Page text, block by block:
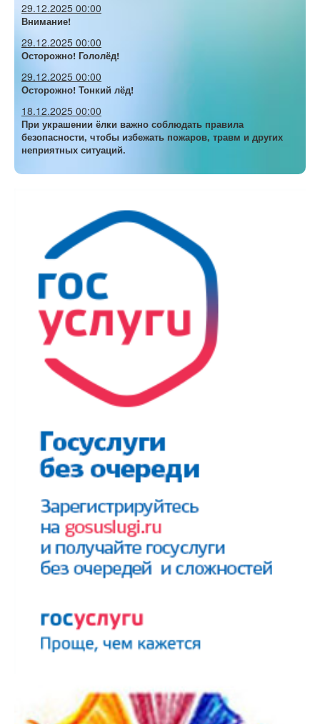
29.12.2025 00:00
Внимание!
29.12.2025 00:00
Осторожно! Гололёд!
29.12.2025 00:00
Осторожно! Тонкий лёд!
18.12.2025 00:00
При украшении ёлки важно соблюдать правила
безопасности, чтобы избежать пожаров, травм и других
неприятных ситуаций.